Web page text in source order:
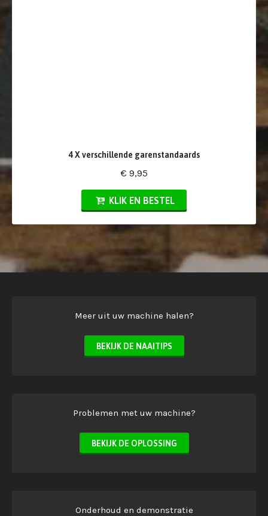
4 X verschillende garenstandaards
€ 9,95
KLIK EN BESTEL
Meer uit uw machine halen?
BEKIJK DE NAAITIPS
Problemen met uw machine?
BEKIJK DE OPLOSSING
Onderhoud en demonstratie